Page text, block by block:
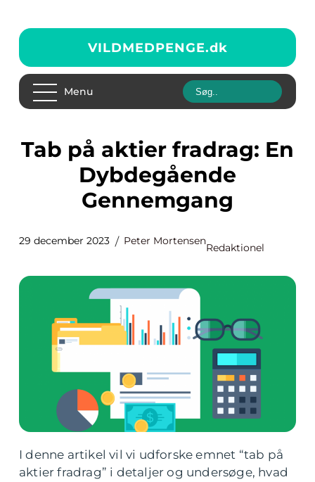
VILDMEDPENGE.dk
Menu
Tab på aktier fradrag: En
Dybdegående
Gennemgang
29 december 2023 Peter Mortensen
Redaktionel
I denne artikel vil vi udforske emnet “tab på
aktier fradrag” i detaljer og undersøge, hvad